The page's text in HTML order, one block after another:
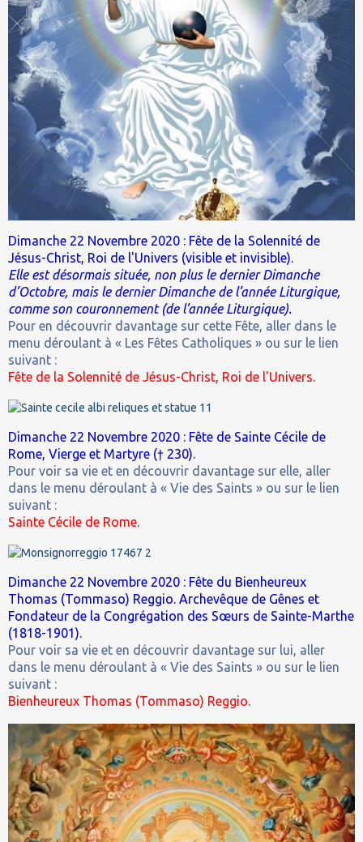
Dimanche 22 Novembre 2020 : Fête de la Solennité de
Jésus-Christ, Roi de l'Univers (visible et invisible).
Elle est désormais située, non plus le dernier Dimanche
d’Octobre, mais le dernier Dimanche de l’année Liturgique,
comme son couronnement (de l’année Liturgique).
Pour en découvrir davantage sur cette Fête, aller dans le
menu déroulant à « Les Fêtes Catholiques » ou sur le lien
suivant :
Fête de la Solennité de Jésus-Christ, Roi de l'Univers.
Dimanche 22 Novembre 2020 : Fête de Sainte Cécile de
Rome, Vierge et Martyre († 230).
Pour voir sa vie et en découvrir davantage sur elle, aller
dans le menu déroulant à « Vie des Saints » ou sur le lien
suivant :
Sainte Cécile de Rome.
Dimanche 22 Novembre 2020 : Fête du Bienheureux
Thomas (Tommaso) Reggio. Archevêque de Gênes et
Fondateur de la Congrégation des Sœurs de Sainte-Marthe
(1818-1901).
Pour voir sa vie et en découvrir davantage sur lui, aller
dans le menu déroulant à « Vie des Saints » ou sur le lien
suivant :
Bienheureux Thomas (Tommaso) Reggio.